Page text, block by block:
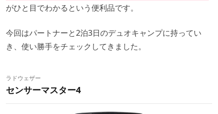
がひと目でわかるという便利品です。
今回はパートナーと2泊3日のデュオキャンプに持ってい
き、使い勝手をチェックしてきました。
ラドウェザー
センサーマスター4